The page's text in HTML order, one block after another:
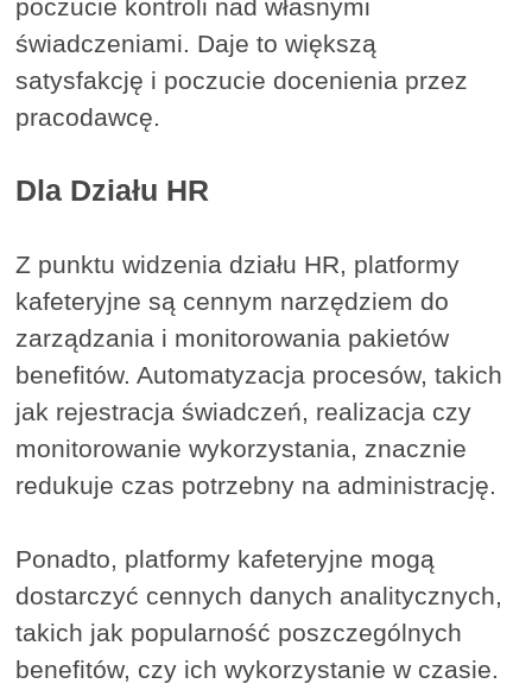
poczucie kontroli nad własnymi
świadczeniami. Daje to większą
satysfakcję i poczucie docenienia przez
pracodawcę.
Dla Działu HR
Z punktu widzenia działu HR, platformy
kafeteryjne są cennym narzędziem do
zarządzania i monitorowania pakietów
benefitów. Automatyzacja procesów, takich
jak rejestracja świadczeń, realizacja czy
monitorowanie wykorzystania, znacznie
redukuje czas potrzebny na administrację.
Ponadto, platformy kafeteryjne mogą
dostarczyć cennych danych analitycznych,
takich jak popularność poszczególnych
benefitów, czy ich wykorzystanie w czasie.